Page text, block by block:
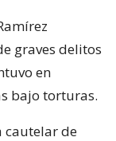
graves delitos
en
bajo torturas.
cautelar de